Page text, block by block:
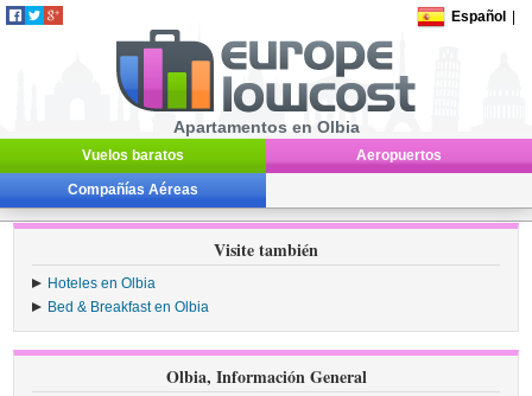
Español
Apartamentos en Olbia
Vuelos baratos Aeropuertos
Compañías Aéreas
Visite también
Hoteles en Olbia
Bed & Breakfast en Olbia
Olbia, Información General